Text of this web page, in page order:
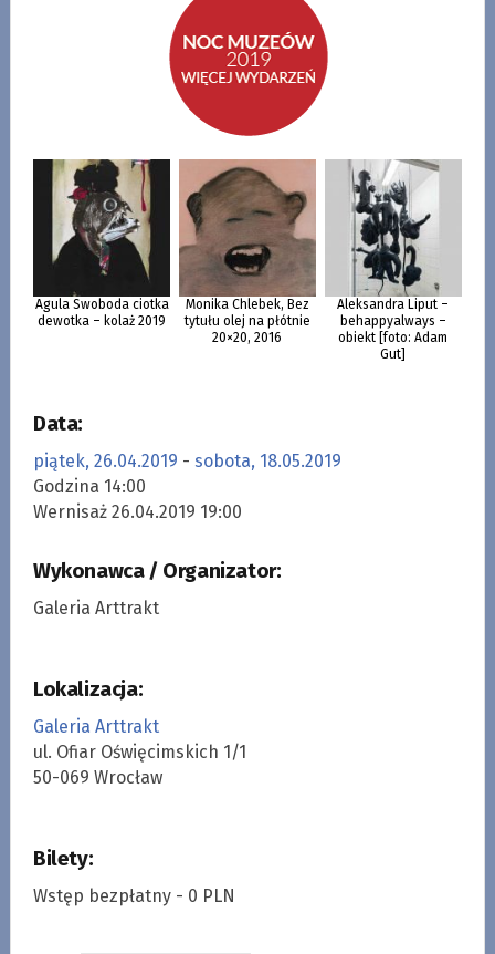
Agula Swoboda ciotka
dewotka – kolaż 2019
Monika Chlebek, Bez
tytułu olej na płótnie
20×20, 2016
Aleksandra Liput –
behappyalways –
obiekt [foto: Adam
Gut]
Data:
piątek, 26.04.2019 - sobota, 18.05.2019
Godzina 14:00
Wernisaż 26.04.2019 19:00
Wykonawca / Organizator:
Galeria Arttrakt
Lokalizacja:
Galeria Arttrakt
ul. Ofiar Oświęcimskich 1/1
50-069 Wrocław
Bilety:
Wstęp bezpłatny - 0 PLN